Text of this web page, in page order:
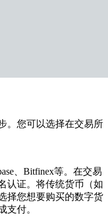
。您可以选择在交易所
、Bitfinex等。在交易
认证。将传统货币（如
择您想要购买的数字货
支付。